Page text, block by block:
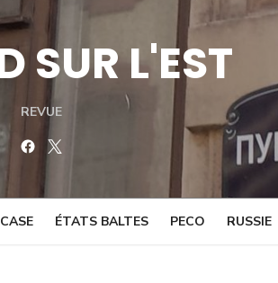
SUR L'EST
REVUE
Facebook
ÉTATS BALTES PECO RUSSIE